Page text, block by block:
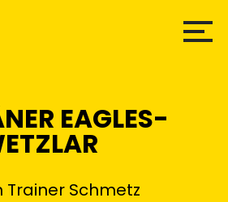
EAGLES-
Trainer Schmetz